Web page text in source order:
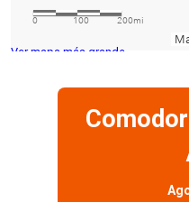
Ver mapa más grande